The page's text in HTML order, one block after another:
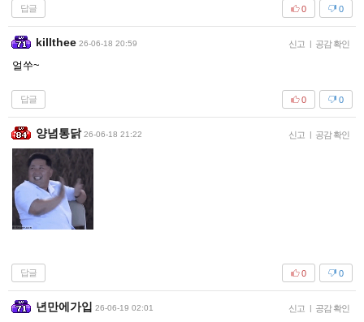
답글 0
0
killthee 26-06-18 20:59 신고 | 공감 확인
얼쑤~
답글 0
0
양념통닭 26-06-18 21:22 신고 | 공감 확인
답글 0
0
년만에가입 26-06-19 02:01 신고 | 공감 확인